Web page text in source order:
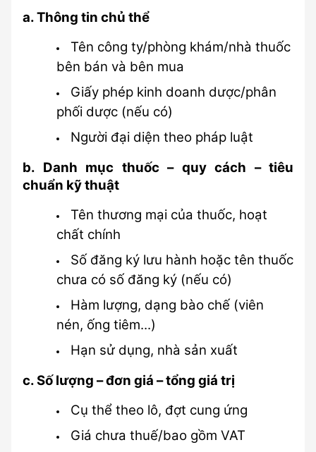
a. Thông tin chủ thể
Tên công ty/phòng khám/nhà thuốc
bên bán và bên mua
Giấy phép kinh doanh dược/phân
phối dược (nếu có)
Người đại diện theo pháp luật
b. Danh mục thuốc – quy cách – tiêu
chuẩn kỹ thuật
Tên thương mại của thuốc, hoạt
chất chính
Số đăng ký lưu hành hoặc tên thuốc
chưa có số đăng ký (nếu có)
Hàm lượng, dạng bào chế (viên
nén, ống tiêm...)
Hạn sử dụng, nhà sản xuất
c. Số lượng – đơn giá – tổng giá trị
Cụ thể theo lô, đợt cung ứng
Giá chưa thuế/bao gồm VAT